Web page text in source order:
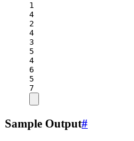
1
4
2
4
3
5
4
6
5
7
Sample Output#